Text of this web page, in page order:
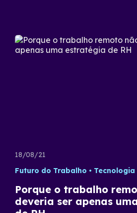
18/08/21
Futuro do Trabalho
Tecnologia
Porque o trabalho
deveria ser apenas